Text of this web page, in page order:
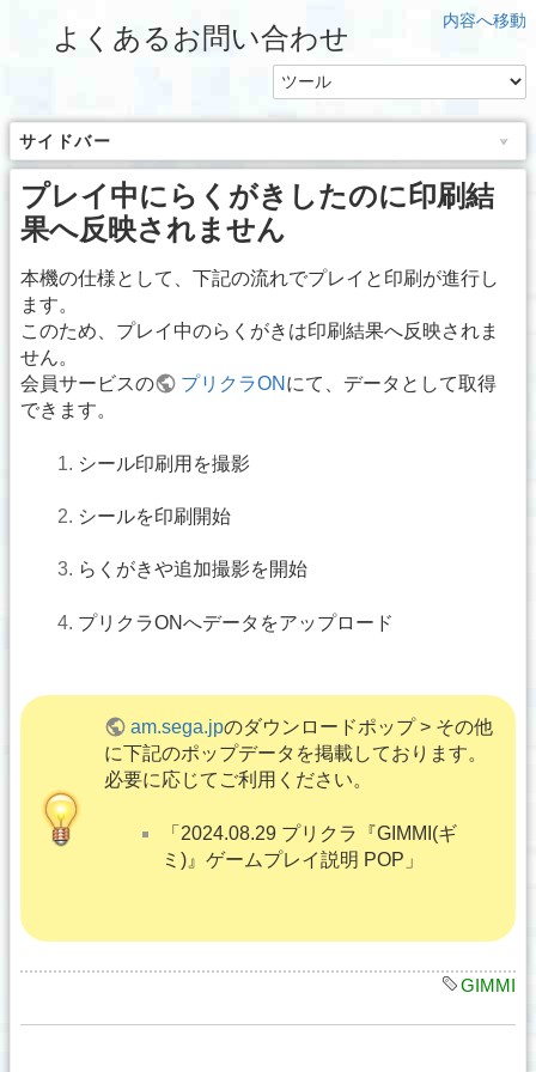
内容へ移動
よくあるお問い合わせ
サイドバー
プレイ中にらくがきしたのに印刷結
果へ反映されません
本機の仕様として、下記の流れでプレイと印刷が進行し
ます。
このため、プレイ中のらくがきは印刷結果へ反映されま
せん。
会員サービスの
プリクラON にて、データとして取得
できます。
シール印刷用を撮影
シールを印刷開始
らくがきや追加撮影を開始
プリクラONへデータをアップロード
am.sega.jpのダウンロードポップ > その他
に下記のポップデータを掲載しております。
必要に応じてご利用ください。
「2024.08.29 プリクラ『GIMMI(ギ
ミ)』ゲームプレイ説明 POP」
GIMMI